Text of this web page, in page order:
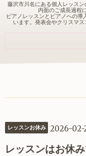
藤沢市川名にある個人レッスン
内面のご成長過程
ピアノレッスンとピアノへの
います。発表会やクリスマ
レッスンお休み 2026-02-
レッスンはお休